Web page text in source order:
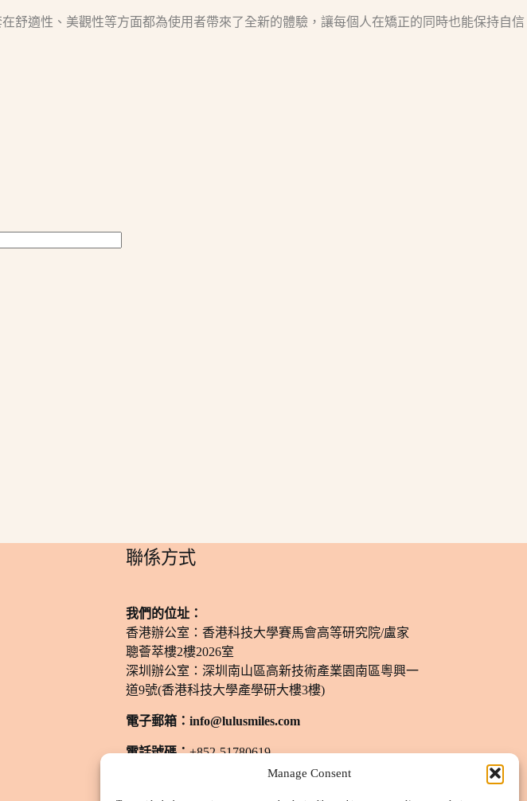
Manage Consent
舒適性、美觀性等方面都為使用者帶來了全新的體驗，讓每個人在矯正的同時也能保持自信
​聯係方式
我們的位址：
香港辦公室：香港科技大學賽馬會高等研究院/盧家
聰薈萃樓2樓2026室
深圳辦公室：深圳南山區高新技術產業園南區粵興一
道9號(香港科技大學產學研大樓3樓)
電子郵箱： info@lulusmiles.com
電話號碼：+852-51780619
週一至週六：11 am - 8 pm